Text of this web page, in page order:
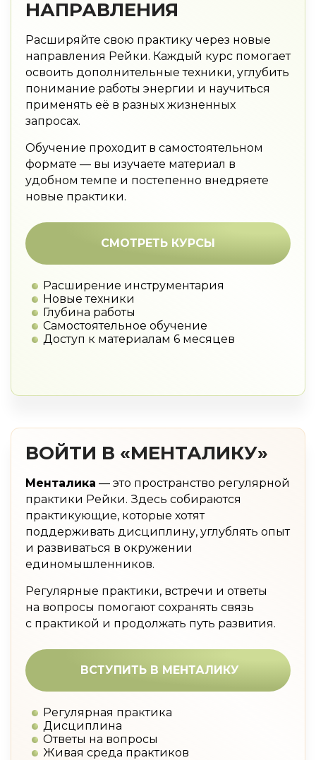
НАПРАВЛЕНИЯ
Расширяйте свою практику через новые
направления Рейки. Каждый курс помогает
освоить дополнительные техники, углубить
понимание работы энергии и научиться
применять её в разных жизненных
запросах.
Обучение проходит в самостоятельном
формате — вы изучаете материал в
удобном темпе и постепенно внедряете
новые практики.
СМОТРЕТЬ КУРСЫ
Расширение инструментария
Новые техники
Глубина работы
Самостоятельное обучение
Доступ к материалам 6 месяцев
ВОЙТИ В «МЕНТАЛИКУ»
Менталика — это пространство регулярной
практики Рейки. Здесь собираются
практикующие, которые хотят
поддерживать дисциплину, углублять опыт
и развиваться в окружении
единомышленников.
Регулярные практики, встречи и ответы
на вопросы помогают сохранять связь
с практикой и продолжать путь развития.
ВСТУПИТЬ В МЕНТАЛИКУ
Регулярная практика
Дисциплина
Ответы на вопросы
Живая среда практиков